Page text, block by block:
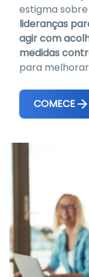
estigma
lideranças
agir com
medidas
para
COMECE